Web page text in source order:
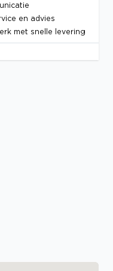
en advies
met snelle levering